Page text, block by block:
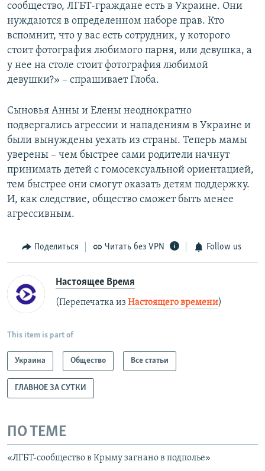
сообщество, ЛГБТ-граждане есть в Украине. Они
нуждаются в определенном наборе прав. Кто
вспомнит, что у вас есть сотрудник, у которого
стоит фотография любимого парня, или девушка, а
у нее на столе стоит фотография любимой
девушки?» – спрашивает Глоба.
Сыновья Анны и Елены неоднократно
подвергались агрессии и нападениям в Украине и
были вынуждены уехать из страны. Теперь мамы
уверены – чем быстрее сами родители начнут
принимать детей с гомосексуальной ориентацией,
тем быстрее они смогут оказать детям поддержку.
И, как следствие, общество сможет быть менее
агрессивным.
Поделиться Читать без VPN Follow us
Настоящее Время
(Перепечатка из Настоящего времени)
This item is part of
Украина Общество Все статьи
ГЛАВНОЕ ЗА СУТКИ
ПО ТЕМЕ
«ЛГБТ-сообщество в Крыму загнано в подполье»